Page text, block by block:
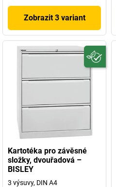
Zobrazit 3 variant
Kartotéka pro závěsné
složky, dvouřadová –
BISLEY
3 výsuvy, DIN A4